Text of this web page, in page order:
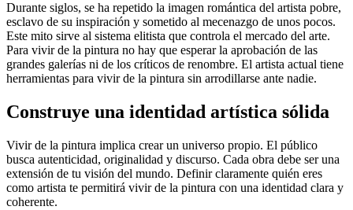
Durante siglos, se ha repetido la imagen romántica del artista pobre,
esclavo de su inspiración y sometido al mecenazgo de unos pocos.
Este mito sirve al sistema elitista que controla el mercado del arte.
Para vivir de la pintura no hay que esperar la aprobación de las
grandes galerías ni de los críticos de renombre. El artista actual tiene
herramientas para vivir de la pintura sin arrodillarse ante nadie.
Construye una identidad artística sólida
Vivir de la pintura implica crear un universo propio. El público
busca autenticidad, originalidad y discurso. Cada obra debe ser una
extensión de tu visión del mundo. Definir claramente quién eres
como artista te permitirá vivir de la pintura con una identidad clara y
coherente.